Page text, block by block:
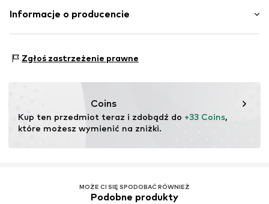
Materiał: 96% Bawełna, 4% Elastan
Informacje o producencie
3542AD Utecht
Zgłoś zastrzeżenie prawne
Coins
Kup ten przedmiot teraz i zdobądź do +33 Coins,
które możesz wymienić na zniżki.
MOŻE CI SIĘ SPODOBAĆ RÓWNIEŻ
Podobne produkty